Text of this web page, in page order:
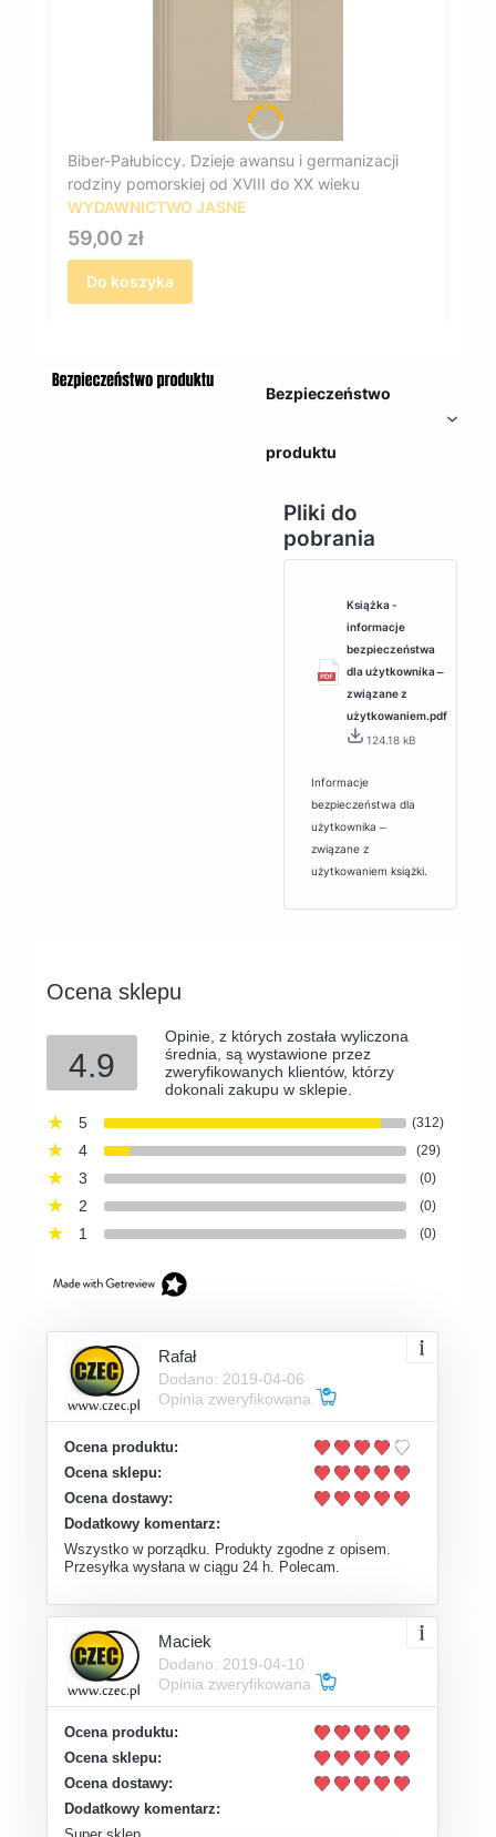
Biber-Pałubiccy. Dzieje awansu i germanizacji
rodziny pomorskiej od XVIII do XX wieku
WYDAWNICTWO JASNE
Cena
59,00 zł
Do koszyka
Bezpieczeństwo
produktu
Pliki do
pobrania
Książka -
informacje
bezpieczeństwa
dla użytkownika ‒
związane z
użytkowaniem.pdf
124.18 kB
Informacje
bezpieczeństwa dla
użytkownika ‒
związane z
użytkowaniem książki.
Ocena sklepu
4.9
Opinie, z których została wyliczona
średnia, są wystawione przez
zweryfikowanych klientów, którzy
dokonali zakupu w sklepie.
5
(312)
4 (29)
3 (0)
2 (0)
1 (0)
Rafał
Dodano: 2019-04-06
Opinia zweryfikowana
Ocena produktu:
Ocena sklepu:
Ocena dostawy:
Dodatkowy komentarz:
Wszystko w porządku. Produkty zgodne z opisem.
Przesyłka wysłana w ciągu 24 h. Polecam.
Maciek
Dodano: 2019-04-10
Opinia zweryfikowana
Ocena produktu:
Ocena sklepu:
Ocena dostawy:
Dodatkowy komentarz: